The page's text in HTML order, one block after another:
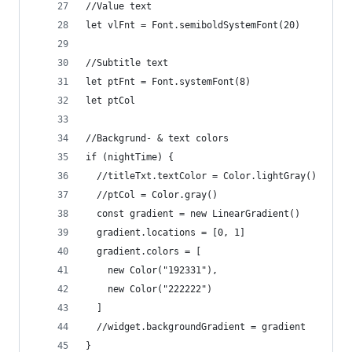
//Value text
let vlFnt = Font.semiboldSystemFont(20)
//Subtitle text
let ptFnt = Font.systemFont(8)
let ptCol
//Backgrund- & text colors
if (nightTime) {
  //titleTxt.textColor = Color.lightGray()
  //ptCol = Color.gray()
  const gradient = new LinearGradient()
  gradient.locations = [0, 1]
  gradient.colors = [
    new Color("192331"),
    new Color("222222")
  //widget.backgroundGradient = gradient
}